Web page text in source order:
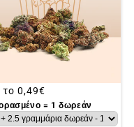
0,49€
= 1 δωρεάν